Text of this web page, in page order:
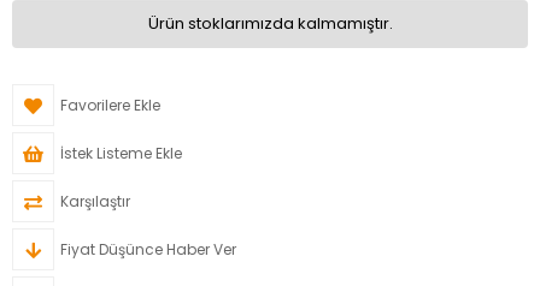
Ürün stoklarımızda kalmamıştır.
Favorilere Ekle
İstek Listeme Ekle
Karşılaştır
Fiyat Düşünce Haber Ver